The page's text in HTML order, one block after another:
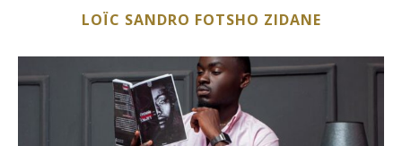
LOÏC SANDRO FOTSHO ZIDANE